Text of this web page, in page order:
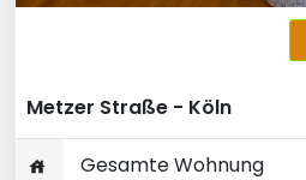
Metzer Straße - Köln
Gesamte Wohnung